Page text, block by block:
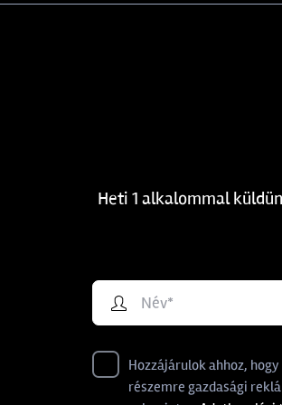
Heti 1 alkalommal
Hozzájárulok ahhoz,
részemre gazdasági